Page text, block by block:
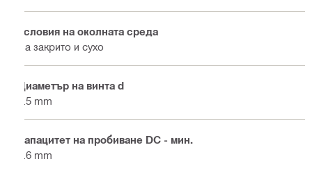
Условия на околната среда
На закрито и сухо
Диаметър на винта d
5.5 mm
Капацитет на пробиване DC - мин.
4.6 mm